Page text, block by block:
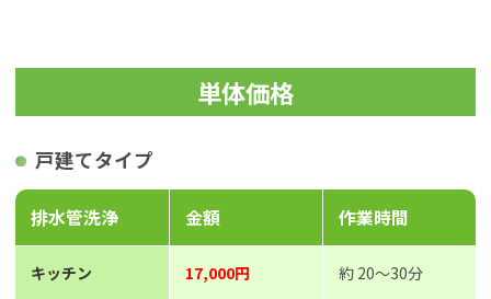
単体価格
戸建てタイプ
排水管洗浄 金額 作業時間
キッチン 17,000円 約 20～30分